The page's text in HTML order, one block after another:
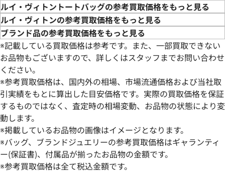
ルイ・ヴィトン ダミエグラフィット タダ
オ トートバッグ N51192
参考買取価格
85,000円
ルイ・ヴィトン
ーPM トートバッ
参考買取価格
ルイ・ヴィトントートバッグの参考買取価格をもっと見る
ルイ・ヴィトンの参考買取価格をもっと見る
ブランド品の参考買取価格をもっと見る
※記載している買取価格は参考です。また、一部買取できない
お品物もございますので、詳しくはスタッフまでお問い合わせ
ください。
※参考買取価格は、国内外の相場、市場流通価格および当社取
引実績をもとに算出した目安価格です。実際の買取価格を保証
するものではなく、査定時の相場変動、お品物の状態により変
動します。
※掲載しているお品物の画像はイメージとなります。
※バッグ、ブランドジュエリーの参考買取価格はギャランティ
ー(保証書)、付属品が揃ったお品物の金額です。
※参考買取価格は全て税込金額です。